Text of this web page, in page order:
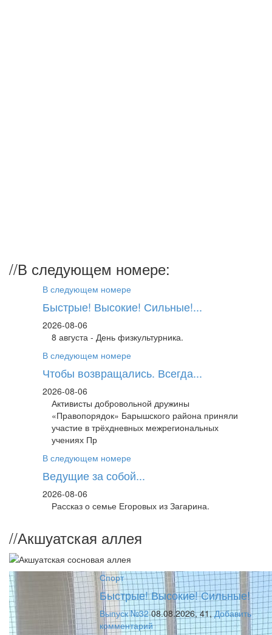
//В следующем номере:
В следующем номере
Быстрые! Высокие! Сильные!...
2026-08-06
8 августа - День физкультурника.
В следующем номере
Чтобы возвращались. Всегда...
2026-08-06
Активисты добровольной дружины
«Правопорядок» Барышского района приняли
участие в трёхдневных межрегиональных
учениях Пр
В следующем номере
Ведущие за собой...
2026-08-06
Рассказ о семье Егоровых из Загарина.
//Акшуатская аллея
Спорт
Быстрые! Высокие! Сильные!
Выпуск №32 08.08.2026, 41, Добавить
комментарий